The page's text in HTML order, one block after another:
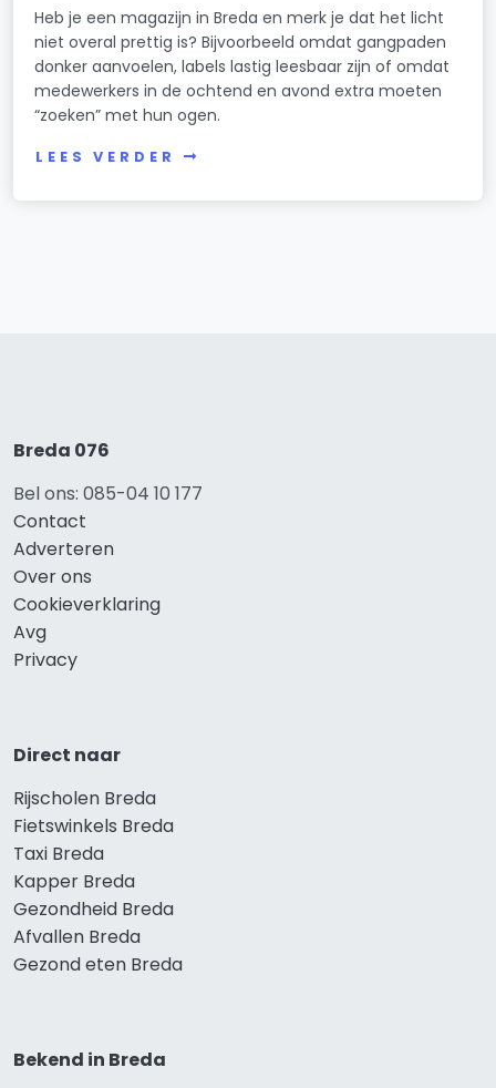
Heb je een magazijn in Breda en merk je dat het licht
niet overal prettig is? Bijvoorbeeld omdat gangpaden
donker aanvoelen, labels lastig leesbaar zijn of omdat
medewerkers in de ochtend en avond extra moeten
“zoeken” met hun ogen.
LEES VERDER
Breda 076
Bel ons: 085-04 10 177
Contact
Adverteren
Over ons
Cookieverklaring
Avg
Privacy
Direct naar
Rijscholen Breda
Fietswinkels Breda
Taxi Breda
Kapper Breda
Gezondheid Breda
Afvallen Breda
Gezond eten Breda
Bekend in Breda